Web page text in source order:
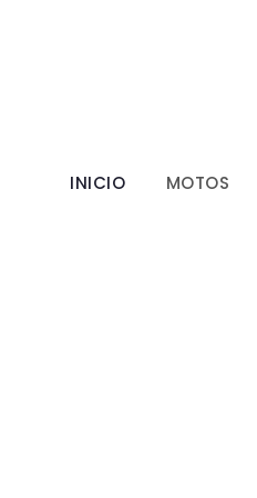
INICIO MOTOS